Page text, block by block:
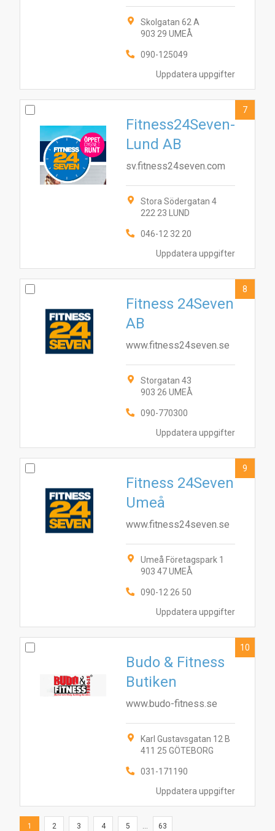
Uppdatera uppgifter
Skolgatan 62 A
903 29 UMEÅ
090-125049
Uppdatera uppgifter
Fitness24Seven-
Lund AB
sv.fitness24seven.com
Stora Södergatan 4
222 23 LUND
046-12 32 20
7
Uppdatera uppgifter
Fitness 24Seven
AB
www.fitness24seven.se
Storgatan 43
903 26 UMEÅ
090-770300
8
Uppdatera uppgifter
Fitness 24Seven
Umeå
www.fitness24seven.se
Umeå Företagspark 1
903 47 UMEÅ
090-12 26 50
9
Uppdatera uppgifter
Budo & Fitness
Butiken
www.budo-fitness.se
Karl Gustavsgatan 12 B
411 25 GÖTEBORG
031-171190
10
1 2 3 4 5 ... 63